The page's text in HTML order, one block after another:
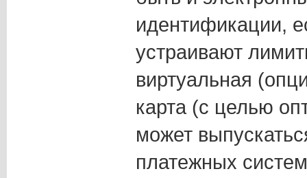
идентификации,
устраивают
виртуальная
карта (с целью
может
платежных